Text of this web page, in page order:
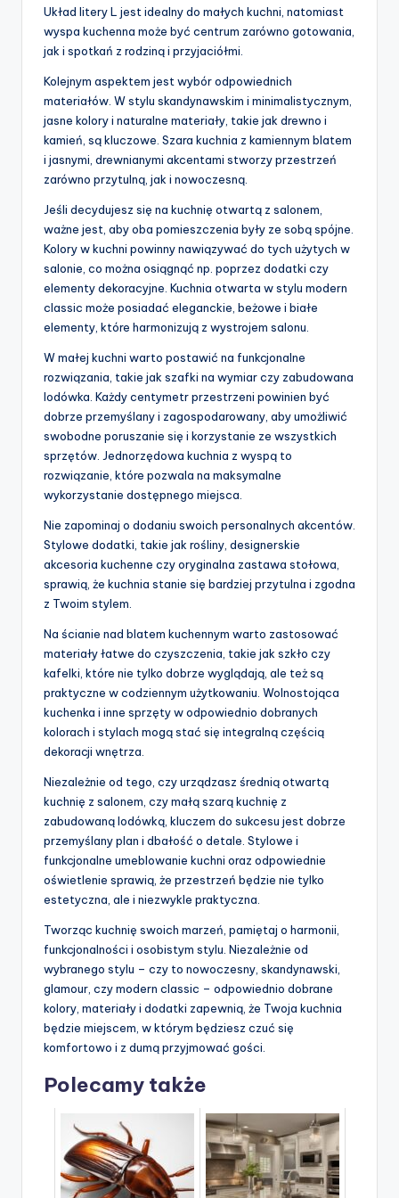
Układ litery L jest idealny do małych kuchni, natomiast
wyspa kuchenna może być centrum zarówno gotowania,
jak i spotkań z rodziną i przyjaciółmi.
Kolejnym aspektem jest wybór odpowiednich
materiałów. W stylu skandynawskim i minimalistycznym,
jasne kolory i naturalne materiały, takie jak drewno i
kamień, są kluczowe. Szara kuchnia z kamiennym blatem
i jasnymi, drewnianymi akcentami stworzy przestrzeń
zarówno przytulną, jak i nowoczesną.
Jeśli decydujesz się na kuchnię otwartą z salonem,
ważne jest, aby oba pomieszczenia były ze sobą spójne.
Kolory w kuchni powinny nawiązywać do tych użytych w
salonie, co można osiągnąć np. poprzez dodatki czy
elementy dekoracyjne. Kuchnia otwarta w stylu modern
classic może posiadać eleganckie, beżowe i białe
elementy, które harmonizują z wystrojem salonu.
W małej kuchni warto postawić na funkcjonalne
rozwiązania, takie jak szafki na wymiar czy zabudowana
lodówka. Każdy centymetr przestrzeni powinien być
dobrze przemyślany i zagospodarowany, aby umożliwić
swobodne poruszanie się i korzystanie ze wszystkich
sprzętów. Jednorzędowa kuchnia z wyspą to
rozwiązanie, które pozwala na maksymalne
wykorzystanie dostępnego miejsca.
Nie zapominaj o dodaniu swoich personalnych akcentów.
Stylowe dodatki, takie jak rośliny, designerskie
akcesoria kuchenne czy oryginalna zastawa stołowa,
sprawią, że kuchnia stanie się bardziej przytulna i zgodna
z Twoim stylem.
Na ścianie nad blatem kuchennym warto zastosować
materiały łatwe do czyszczenia, takie jak szkło czy
kafelki, które nie tylko dobrze wyglądają, ale też są
praktyczne w codziennym użytkowaniu. Wolnostojąca
kuchenka i inne sprzęty w odpowiednio dobranych
kolorach i stylach mogą stać się integralną częścią
dekoracji wnętrza.
Niezależnie od tego, czy urządzasz średnią otwartą
kuchnię z salonem, czy małą szarą kuchnię z
zabudowaną lodówką, kluczem do sukcesu jest dobrze
przemyślany plan i dbałość o detale. Stylowe i
funkcjonalne umeblowanie kuchni oraz odpowiednie
oświetlenie sprawią, że przestrzeń będzie nie tylko
estetyczna, ale i niezwykle praktyczna.
Tworząc kuchnię swoich marzeń, pamiętaj o harmonii,
funkcjonalności i osobistym stylu. Niezależnie od
wybranego stylu – czy to nowoczesny, skandynawski,
glamour, czy modern classic – odpowiednio dobrane
kolory, materiały i dodatki zapewnią, że Twoja kuchnia
będzie miejscem, w którym będziesz czuć się
komfortowo i z dumą przyjmować gości.
Polecamy także